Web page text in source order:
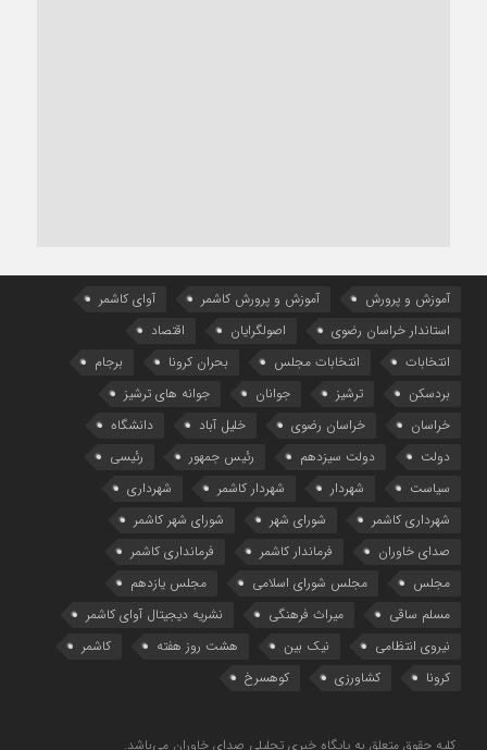
آموزش و پرورش آموزش و پرورش کاشمر
آوای کاشمر
استاندار خراسان رضوی
اصولگرایان
اقتصاد
انتخابات
انتخابات مجلس بحران کرونا
برجام
بردسکن
ترشیز جوانان
جوانه های ترشیز
خراسان
خراسان رضوی خلیل آباد
دانشگاه
دولت
دولت سیزدهم رئیس جمهور
رئیسی
سیاست
شهردار شهردار کاشمر
شهرداری
شهرداری کاشمر
شورای شهر
شورای شهر کاشمر
صدای خاوران
فرماندار کاشمر
فرمانداری کاشمر
مجلس
مجلس شورای اسلامی
مجلس یازدهم
مسلم ساقی
میراث فرهنگی
نشریه دیجیتال آوای کاشمر
نیروی انتظامی
نیک بین هشت روز هفته
کاشمر
کرونا
کشاورزی کوهسرخ
کلیه حقوق متعلق به پایگاه خبری تحلیلی صدای خاوران می‌باشد.